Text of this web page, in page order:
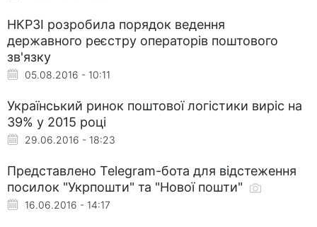
НКРЗІ розробила порядок ведення
державного реєстру операторів поштового
зв'язку
05.08.2016 - 10:11
Український ринок поштової логістики виріс на
39% у 2015 році
29.06.2016 - 18:23
Представлено Telegram-бота для відстеження
посилок "Укрпошти" та "Нової пошти"
16.06.2016 - 14:17